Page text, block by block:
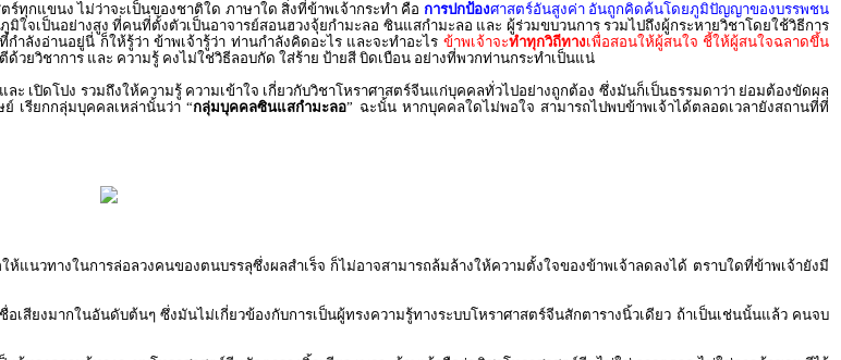
ร์ทุกแขนง ไม่ว่าจะเป็นของชาติใด ภาษาใด สิ่งที่ข้าพเจ้ากระทำ คือ การปกป้องศาสตร์อันสูงค่า อันถูกคิดค้นโดยภูมิปัญญาของบรรพชน
ใจเป็นอย่างสูง ที่คนที่ตั้งตัวเป็นอาจารย์สอนฮวงจุ้ยกำมะลอ ซินแสกำมะลอ และ ผู้ร่วมขบวนการ รวมไปถึงผู้กระหายวิชาโดยใช้วิธีการ
ลังอ่านอยู่นี่ ก็ให้รู้ว่า ข้าพเจ้ารู้ว่า ท่านกำลังคิดอะไร และจะทำอะไร ข้าพเจ้าจะทำทุกวิถีทางเพื่อสอนให้ผู้สนใจ ชี้ให้ผู้สนใจฉลาดขึ้น
วยวิชาการ และ ความรู้ คงไม่ใช่วิธีลอบกัด ใส่ร้าย ป้ายสี บิดเบือน อย่างที่พวกท่านกระทำเป็นแน่
เปิดโปง รวมถึงให้ความรู้ ความเข้าใจ เกี่ยวกับวิชาโหราศาสตร์จีนแก่บุคคลทั่วไปอย่างถูกต้อง ซึ่งมันก็เป็นธรรมดาว่า ย่อมต้องขัดผล
เรียกกลุ่มบุคคลเหล่านั้นว่า “กลุ่มบุคคลซินแสกำมะลอ” ฉะนั้น หากบุคคลใดไม่พอใจ สามารถไปพบข้าพเจ้าได้ตลอดเวลายังสถานที่ที่
แนวทางในการล่อลวงคนของตนบรรลุซึ่งผลสำเร็จ ก็ไม่อาจสามารถล้มล้างให้ความตั้งใจของข้าพเจ้าลดลงได้ ตราบใดที่ข้าพเจ้ายังมี
เสียงมากในอันดับต้นๆ ซึ่งมันไม่เกี่ยวข้องกับการเป็นผู้ทรงความรู้ทางระบบโหราศาสตร์จีนสักตารางนิ้วเดียว ถ้าเป็นเช่นนั้นแล้ว คนจบ